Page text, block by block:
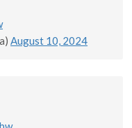
August 10, 2024